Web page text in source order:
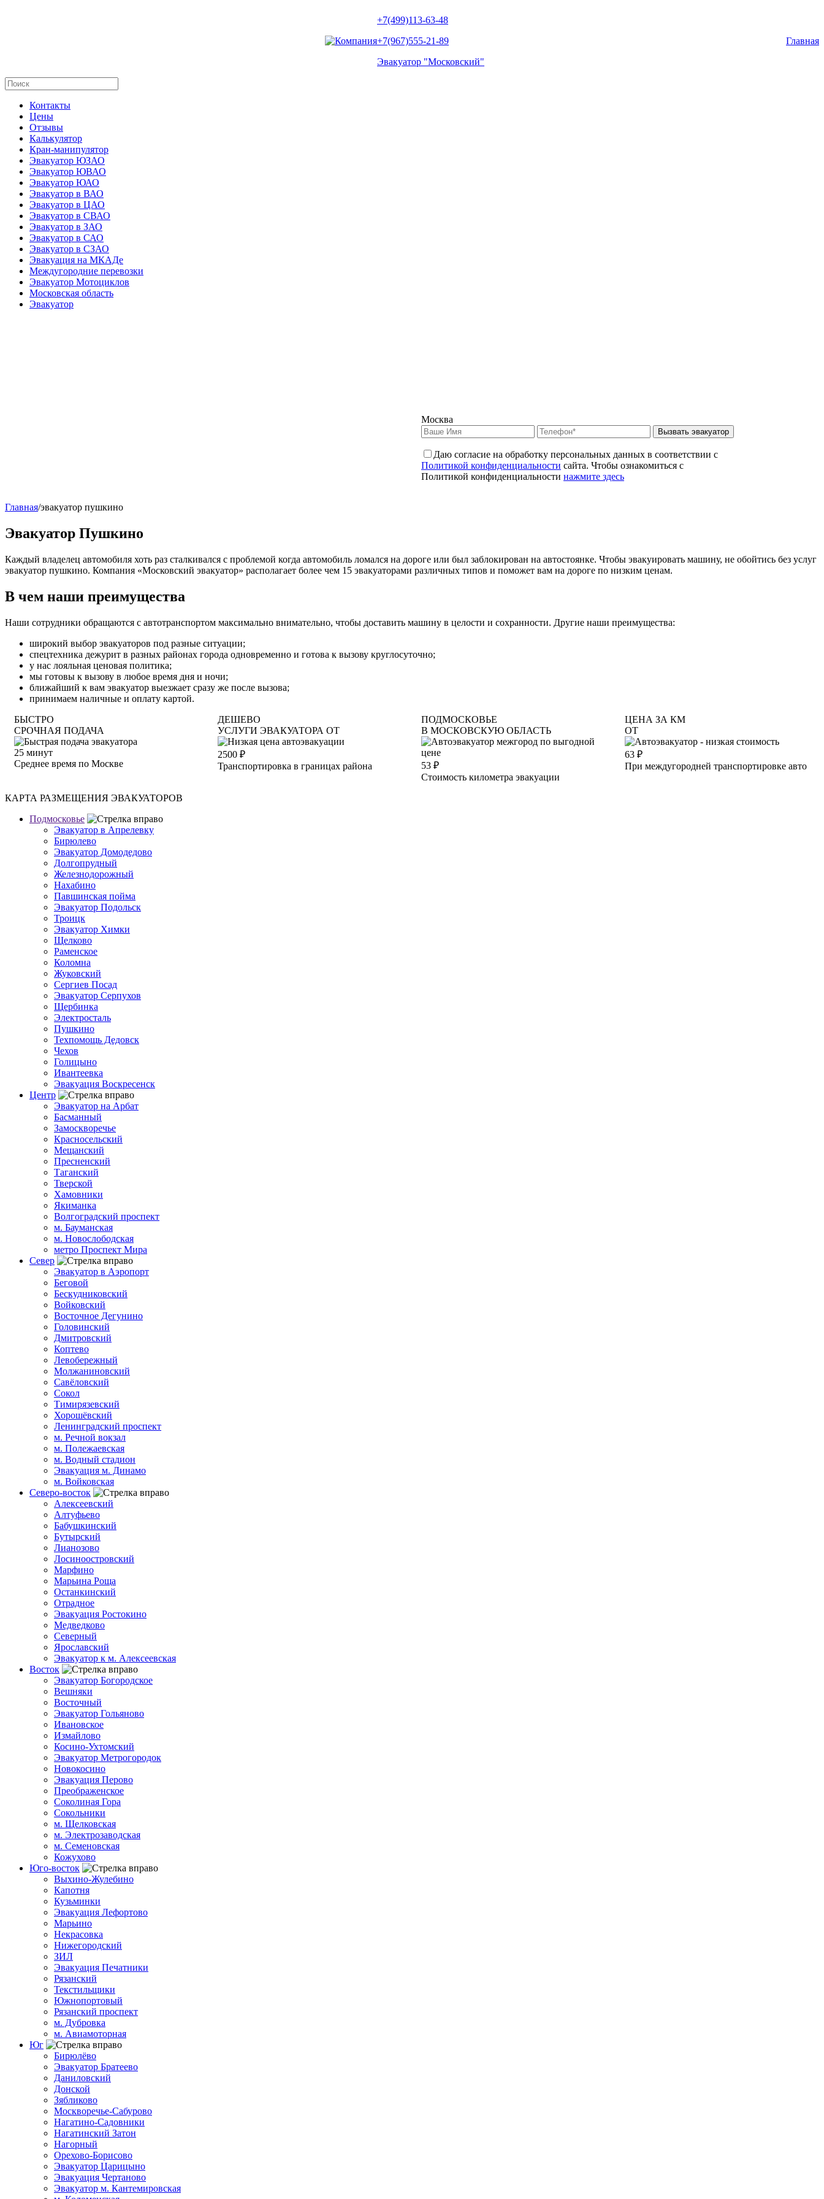
+7(499)113-63-48
+7(967)555-21-89
Эвакуатор "Московский"
Главная
Контакты
Цены
Отзывы
Калькулятор
Кран-манипулятор
Эвакуатор ЮЗАО
Эвакуатор ЮВАО
Эвакуатор ЮАО
Эвакуатор в ВАО
Эвакуатор в ЦАО
Эвакуатор в СВАО
Эвакуатор в ЗАО
Эвакуатор в САО
Эвакуатор в СЗАО
Эвакуация на МКАДе
Междугородние перевозки
Эвакуатор Мотоциклов
Московская область
Эвакуатор
Москва
Вызвать эвакуатор
Даю согласие на обработку персональных данных в соответствии с
Политикой конфиденциальности сайта. Чтобы ознакомиться с
Политикой конфиденциальности нажмите здесь
Главная/эвакуатор пушкино
Эвакуатор Пушкино
Каждый владелец автомобиля хоть раз сталкивался с проблемой когда автомобиль ломался на дороге или был заблокирован на автостоянке. Чтобы эвакуировать машину, не обойтись без услуг
эвакуатор пушкино. Компания «Московский эвакуатор» располагает более чем 15 эвакуаторами различных типов и поможет вам на дороге по низким ценам.
В чем наши преимущества
Наши сотрудники обращаются с автотранспортом максимально внимательно, чтобы доставить машину в целости и сохранности. Другие наши преимущества:
широкий выбор эвакуаторов под разные ситуации;
спецтехника дежурит в разных районах города одновременно и готова к вызову круглосуточно;
у нас лояльная ценовая политика;
мы готовы к вызову в любое время дня и ночи;
ближайший к вам эвакуатор выезжает сразу же после вызова;
принимаем наличные и оплату картой.
БЫСТРО
СРОЧНАЯ ПОДАЧА
25 минут
Среднее время по Москве
ДЕШЕВО
УСЛУГИ ЭВАКУАТОРА ОТ
2500 ₽
Транспортировка в границах района
ПОДМОСКОВЬЕ
В МОСКОВСКУЮ ОБЛАСТЬ
53 ₽
Стоимость километра эвакуации
ЦЕНА ЗА КМ
ОТ
63 ₽
При междугородней транспортировке авто
КАРТА РАЗМЕЩЕНИЯ ЭВАКУАТОРОВ
Подмосковье
Эвакуатор в Апрелевку
Бирюлево
Эвакуатор Домодедово
Долгопрудный
Железнодорожный
Нахабино
Павшинская пойма
Эвакуатор Подольск
Троицк
Эвакуатор Химки
Щелково
Раменское
Коломна
Жуковский
Сергиев Посад
Эвакуатор Серпухов
Щербинка
Электросталь
Пушкино
Техпомощь Дедовск
Чехов
Голицыно
Ивантеевка
Эвакуация Воскресенск
Центр
Эвакуатор на Арбат
Басманный
Замоскворечье
Красносельский
Мещанский
Пресненский
Таганский
Тверской
Хамовники
Якиманка
Волгоградский проспект
м. Бауманская
м. Новослободская
метро Проспект Мира
Север
Эвакуатор в Аэропорт
Беговой
Бескудниковский
Войковский
Восточное Дегунино
Головинский
Дмитровский
Коптево
Левобережный
Молжаниновский
Савёловский
Сокол
Тимирязевский
Хорошёвский
Ленинградский проспект
м. Речной вокзал
м. Полежаевская
м. Водный стадион
Эвакуация м. Динамо
м. Войковская
Северо-восток
Алексеевский
Алтуфьево
Бабушкинский
Бутырский
Лианозово
Лосиноостровский
Марфино
Марьина Роща
Останкинский
Отрадное
Эвакуация Ростокино
Медведково
Северный
Ярославский
Эвакуатор к м. Алексеевская
Восток
Эвакуатор Богородское
Вешняки
Восточный
Эвакуатор Гольяново
Ивановское
Измайлово
Косино-Ухтомский
Эвакуатор Метрогородок
Новокосино
Эвакуация Перово
Преображенское
Соколиная Гора
Сокольники
м. Щелковская
м. Электрозаводская
м. Семеновская
Кожухово
Юго-восток
Выхино-Жулебино
Капотня
Кузьминки
Эвакуация Лефортово
Марьино
Некрасовка
Нижегородский
ЗИЛ
Эвакуация Печатники
Рязанский
Текстильщики
Южнопортовый
Рязанский проспект
м. Дубровка
м. Авиамоторная
Юг
Бирюлёво
Эвакуатор Братеево
Даниловский
Донской
Зябликово
Москворечье-Сабурово
Нагатино-Садовники
Нагатинский Затон
Нагорный
Орехово-Борисово
Эвакуатор Царицыно
Эвакуация Чертаново
Эвакуатор м. Кантемировская